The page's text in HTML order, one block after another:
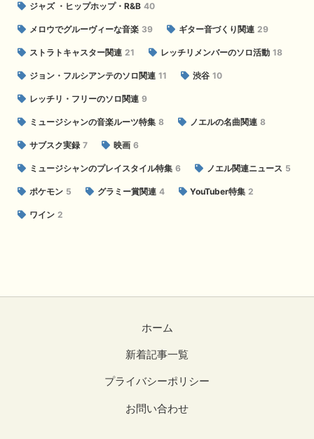
ジャズ ・ヒップホップ・R&B 40
メロウでグルーヴィーな音楽 39 ギター音づくり関連 29
ストラトキャスター関連 21 レッチリメンバーのソロ活動 18
ジョン・フルシアンテのソロ関連 11 渋谷 10
レッチリ・フリーのソロ関連 9
ミュージシャンの音楽ルーツ特集 8 ノエルの名曲関連 8
サブスク実録 7 映画 6
ミュージシャンのプレイスタイル特集 6 ノエル関連ニュース 5
ポケモン 5 グラミー賞関連 4 YouTuber特集 2
ワイン 2
ホーム
新着記事一覧
プライバシーポリシー
お問い合わせ